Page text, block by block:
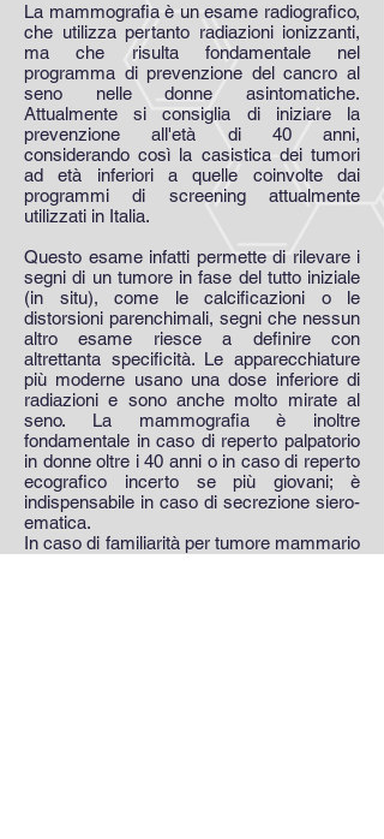
La mammografia è un esame radiografico,
che utilizza pertanto radiazioni ionizzanti,
ma che risulta fondamentale nel
programma di prevenzione del cancro al
seno nelle donne asintomatiche.
Attualmente si consiglia di iniziare la
prevenzione all'età di 40 anni,
considerando così la casistica dei tumori
ad età inferiori a quelle coinvolte dai
programmi di screening attualmente
utilizzati in Italia.
Questo esame infatti permette di rilevare i
segni di un tumore in fase del tutto iniziale
(in situ), come le calcificazioni o le
distorsioni parenchimali, segni che nessun
altro esame riesce a definire con
altrettanta specificità. Le apparecchiature
più moderne usano una dose inferiore di
radiazioni e sono anche molto mirate al
seno. La mammografia è inoltre
fondamentale in caso di reperto palpatorio
in donne oltre i 40 anni o in caso di reperto
ecografico incerto se più giovani; è
indispensabile in caso di secrezione siero-
ematica.
In caso di familiarità per tumore mammario